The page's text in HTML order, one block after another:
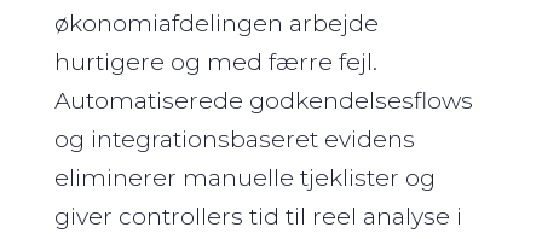
økonomiafdelingen arbejde
hurtigere og med færre fejl.
Automatiserede godkendelses­flows
og integrations­baseret evidens
eliminerer manuelle tjeklister og
giver controllers tid til reel analyse i